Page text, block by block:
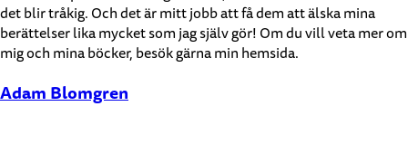
det blir tråkig. Och det är mitt jobb att få dem att älska mina
berättelser lika mycket som jag själv gör! Om du vill veta mer om
mig och mina böcker, besök gärna min hemsida.
Adam Blomgren